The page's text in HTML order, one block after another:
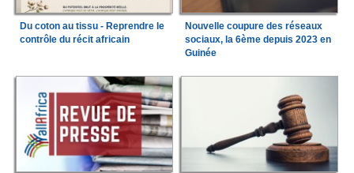
Du coton au tissu - Reprendre le
contrôle du récit africain
Nouvelle coupure des réseaux
sociaux, la 6ème depuis 2023 en
Guinée